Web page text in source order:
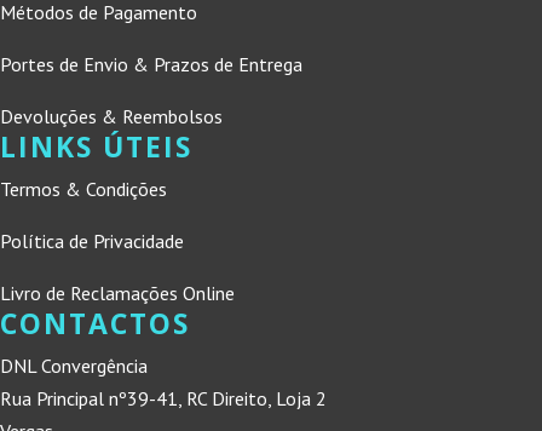
Métodos de Pagamento
Portes de Envio & Prazos de Entrega
Devoluções & Reembolsos
LINKS ÚTEIS
Termos & Condições
Política de Privacidade
Livro de Reclamações Online
CONTACTOS
DNL Convergência
Rua Principal nº39-41, RC Direito, Loja 2